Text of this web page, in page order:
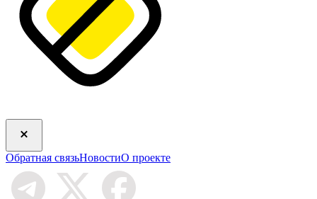
Обратная связьНовостиО проекте